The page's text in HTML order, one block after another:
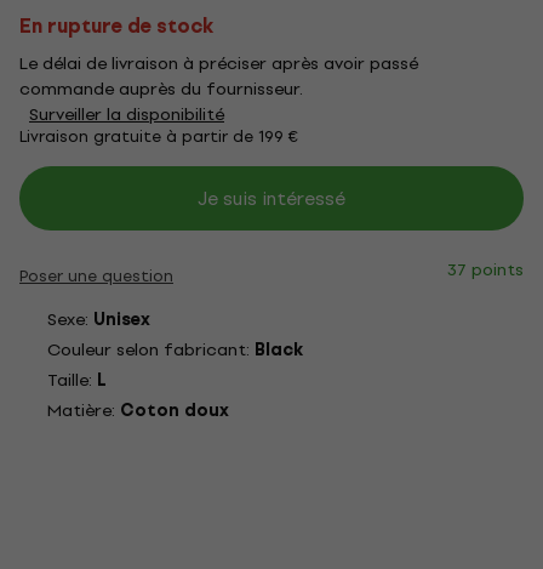
En rupture de stock
Le délai de livraison à préciser après avoir passé
commande auprès du fournisseur.
Surveiller la disponibilité
Livraison gratuite à partir de 199 €
Je suis intéressé
Poser une question
37 points
Sexe: Unisex
Couleur selon fabricant: Black
Taille: L
Matière: Coton doux